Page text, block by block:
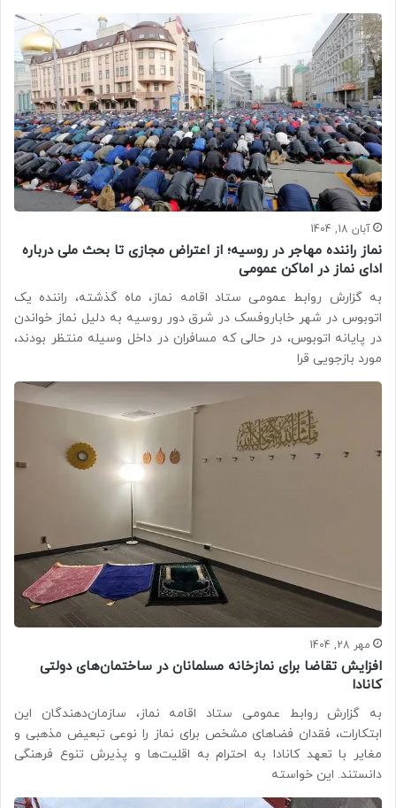
آبان 18, 1404
نماز راننده مهاجر در روسیه؛ از اعتراض مجازی تا بحث ملی درباره
ادای نماز در اماکن عمومی
به گزارش روابط عمومی ستاد اقامه نماز، ماه گذشته، راننده یک
اتوبوس در شهر خاباروفسک در شرق دور روسیه به دلیل نماز خواندن
در پایانه اتوبوس، در حالی که مسافران در داخل وسیله منتظر بودند،
مورد بازجویی قرا
مهر 28, 1404
افزایش تقاضا برای نمازخانه مسلمانان در ساختمان‌های دولتی
کانادا
به گزارش روابط عمومی ستاد اقامه نماز، سازمان‌دهندگان این
ابتکارات، فقدان فضاهای مشخص برای نماز را نوعی تبعیض مذهبی و
مغایر با تعهد کانادا به احترام به اقلیت‌ها و پذیرش تنوع فرهنگی
دانستند. این خواسته‌